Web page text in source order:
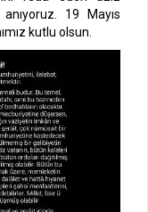
19 Mayıs
kutlu olsun.